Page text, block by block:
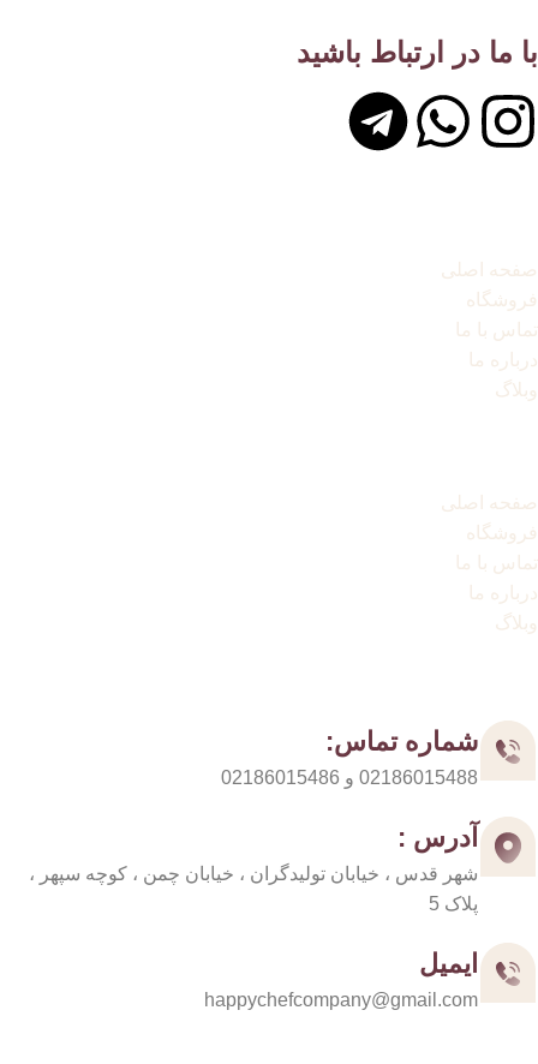
با ما در ارتباط باشید
صفحه اصلی
فروشگاه
تماس با ما
درباره ما
وبلاگ
صفحه اصلی
فروشگاه
تماس با ما
درباره ما
وبلاگ
شماره تماس:
02186015488 و 02186015486
آدرس :
شهر قدس ، خیابان تولیدگران ، خیابان چمن ، کوچه سپهر ،
پلاک 5
ایمیل
happychefcompany@gmail.com